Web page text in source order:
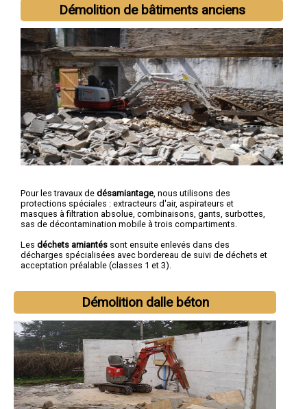
Plougastel-Daoulas Plouzané,Quimperlé
Démolition de bâtiments anciens
Pour les travaux de désamiantage , nous utilisons des
protections spéciales : extracteurs d'air, aspirateurs et
masques à filtration absolue, combinaisons, gants, surbottes,
sas de décontamination mobile à trois compartiments.
Les déchets amiantés sont ensuite enlevés dans des
décharges spécialisées avec bordereau de suivi de déchets et
acceptation préalable (classes 1 et 3).
Démolition dalle béton